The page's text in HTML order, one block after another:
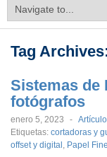
Tag
Sistemas de
fotógrafos
enero 5, 2023 -
Etiquetas: cortadoras y
offset y digital , Papel